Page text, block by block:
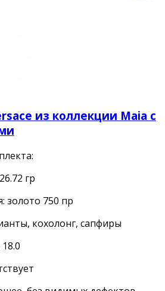
из коллекции Maia с
гр
золото 750 пр
кохолонг, сапфиры